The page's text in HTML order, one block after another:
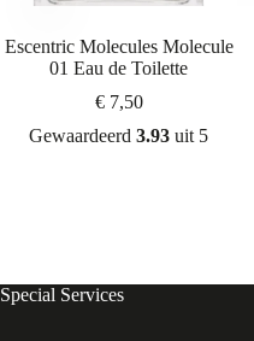
Escentric Molecules Molecule
01 Eau de Toilette
€7,50
Gewaardeerd3.93 uit 5
Special Services